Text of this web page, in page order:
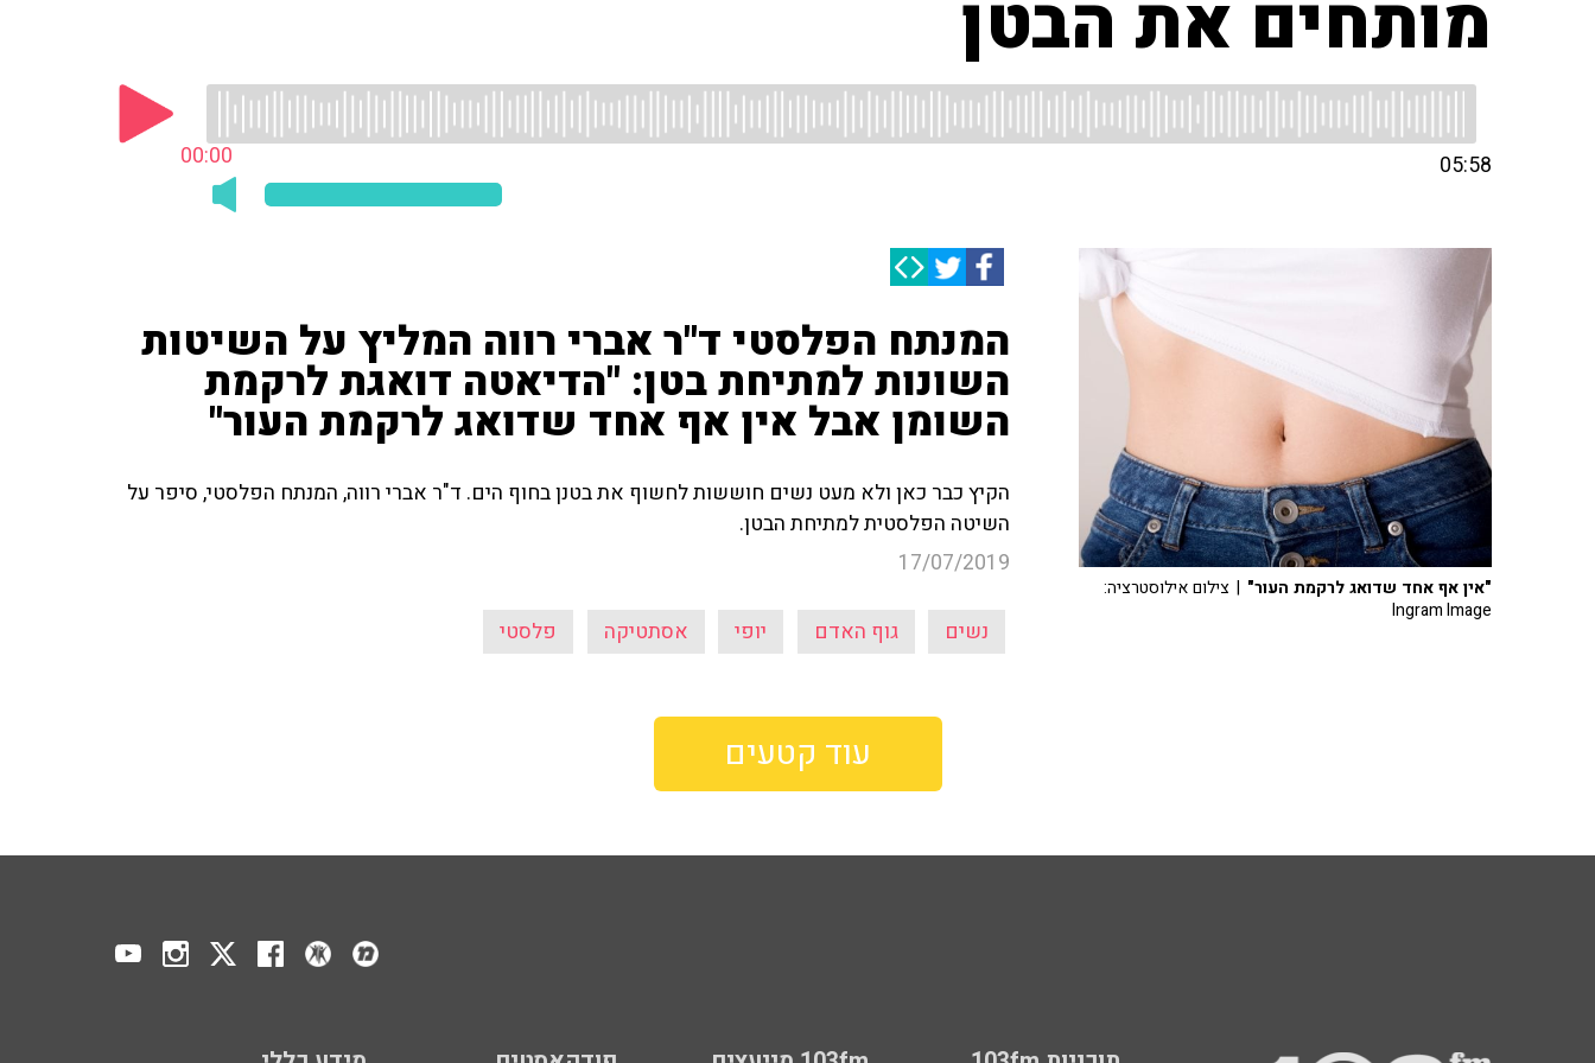
מותחים את הבטן
00:00 05:58
המנתח הפלסטי ד"ר אברי רווה המליץ על השיטות
השונות למתיחת בטן: "הדיאטה דואגת לרקמת
השומן אבל אין אף אחד שדואג לרקמת העור"
הקיץ כבר כאן ולא מעט נשים חוששות לחשוף את בטנן בחוף הים. ד"ר אברי רווה, המנתח הפלסטי, סיפר על
השיטה הפלסטית למתיחת הבטן.
17/07/2019
נשים גוף האדם יופי אסתטיקה פלסטי
"אין אף אחד שדואג לרקמת העור" | צילום אילוסטרציה:
Ingram Image
עוד קטעים